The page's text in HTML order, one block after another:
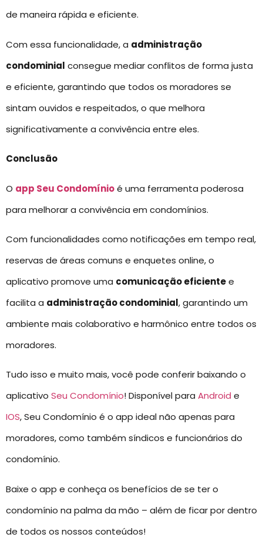
de maneira rápida e eficiente.
Com essa funcionalidade, a administração
condominial consegue mediar conflitos de forma justa
e eficiente, garantindo que todos os moradores se
sintam ouvidos e respeitados, o que melhora
significativamente a convivência entre eles.
Conclusão
O app Seu Condomínioé uma ferramenta poderosa
para melhorar a convivência em condomínios.
Com funcionalidades como notificações em tempo real,
reservas de áreas comuns e enquetes online, o
aplicativo promove uma comunicação eficientee
facilita a administração condominial, garantindo um
ambiente mais colaborativo e harmônico entre todos os
moradores.
Tudo isso e muito mais, você pode conferir baixando o
aplicativo Seu Condomínio! Disponível para Android e
IOS, Seu Condomínio é o app ideal não apenas para
moradores, como também síndicos e funcionários do
condomínio.
Baixe o app e conheça os benefícios de se ter o
condomínio na palma da mão – além de ficar por dentro
de todos os nossos conteúdos!